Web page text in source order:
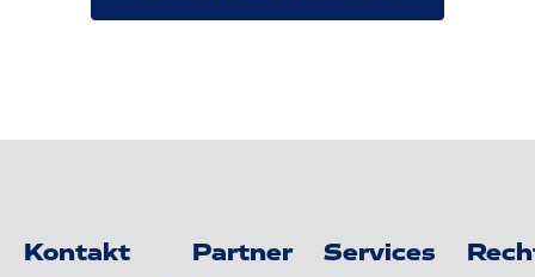
Kontakt Partner Services